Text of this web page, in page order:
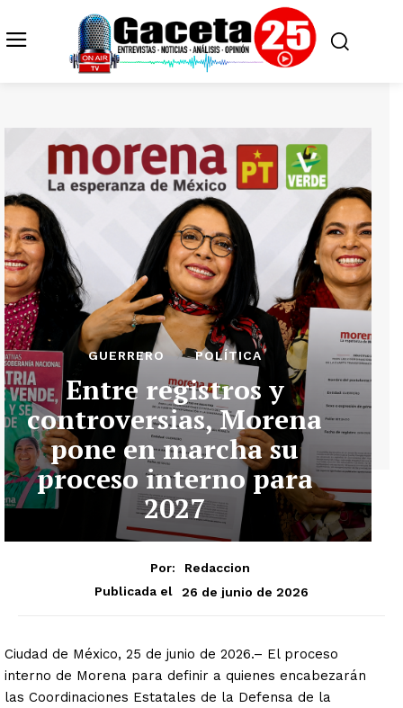
GUERRERO POLÍTICA
Entre registros y
controversias, Morena
pone en marcha su
proceso interno para
2027
Por:
Redaccion
Publicada el
26 de junio de 2026
Ciudad de México, 25 de junio de 2026.– El proceso
interno de Morena para definir a quienes encabezarán
las Coordinaciones Estatales de la Defensa de la